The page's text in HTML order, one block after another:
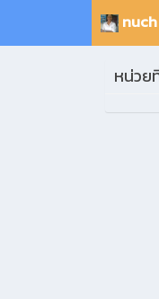
nuch
หน่วย